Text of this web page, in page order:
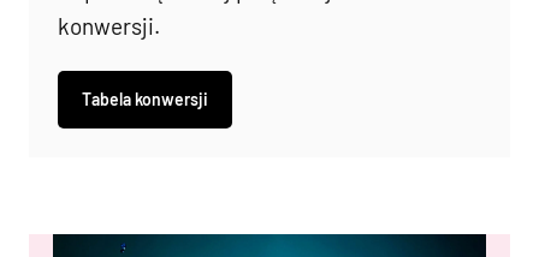
konwersji.
Tabela konwersji